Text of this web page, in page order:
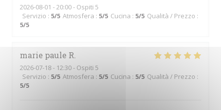
2026-08-01 - 20:00 - Ospiti 5
Servizio : 5/5 Atmosfera : 5/5 Cucina : 5/5 Qualità / Prezzo :
5/5
marie paule R
2026-07-18- 12:30 - Ospiti 5
Servizio : 5/5 Atmosfera : 5/5 Cucina : 5/5 Qualità / Prezzo :
5/5